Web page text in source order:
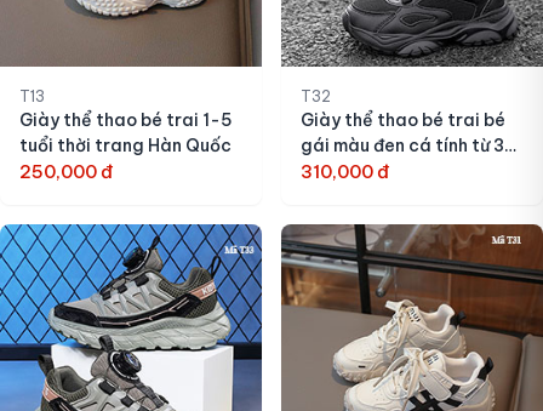
T13
Giày thể thao bé trai 1-5
tuổi thời trang Hàn Quốc
250,000 đ
T32
Giày thể thao bé trai bé
gái màu đen cá tính từ 3-
12 tuổi
310,000 đ